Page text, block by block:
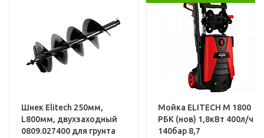
Шнек Elitech 250мм,
L800мм, двухзаходный
0809.027400 для грунта
Мойка ELITECH М 1800
РБК (нов) 1,8кВт 400л/ч
140бар 8,7